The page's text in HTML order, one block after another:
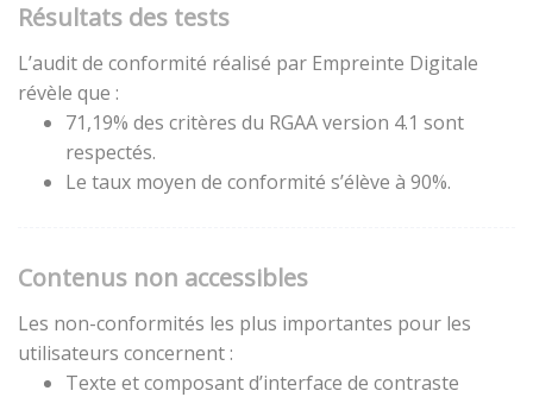
Résultats des tests
L’audit de conformité réalisé par Empreinte Digitale
révèle que :
71,19% des critères du RGAA version 4.1 sont
respectés.
Le taux moyen de conformité s’élève à 90%.
Contenus non accessibles
Les non-conformités les plus importantes pour les
utilisateurs concernent :
Texte et composant d’interface de contraste